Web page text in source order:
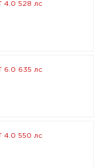
4.0 528 лс
6.0 635 лс
4.0 550 лс